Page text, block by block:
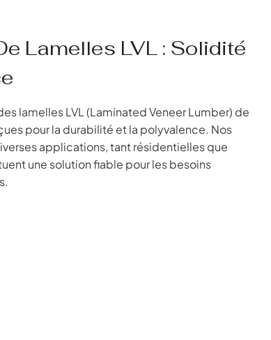
Lamelles LVL : Solidité
lamelles LVL (Laminated Veneer Lumber) de
pour la durabilité et la polyvalence. Nos
applications, tant résidentielles que
une solution fiable pour les besoins